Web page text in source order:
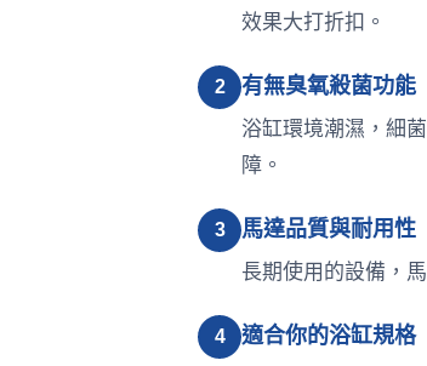
效果大打折扣。
2 有無臭氧殺菌功能
浴缸環境潮濕，細
障。
3 馬達品質與耐用性
長期使用的設備，
4 適合你的浴缸規格